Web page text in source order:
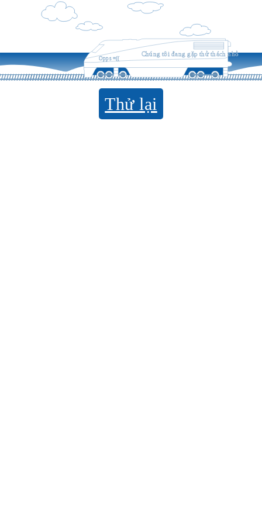
Opps =((
Chúng tôi đang gặp thử thách nhỏ
Thử lại